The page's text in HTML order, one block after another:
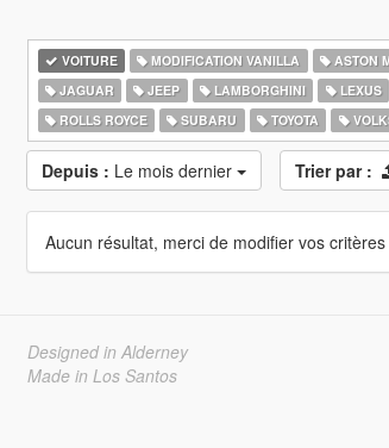
VOITURE MODIFICATION VANILLA ASTON
JAGUAR
JEEP LAMBORGHINI LEXUS
ROLLS ROYCE
SUBARU TOYOTA
Depuis : Le mois dernier Trier par :
Aucun résultat, merci de modifier vos
Designed in Alderney
Made in Los Santos